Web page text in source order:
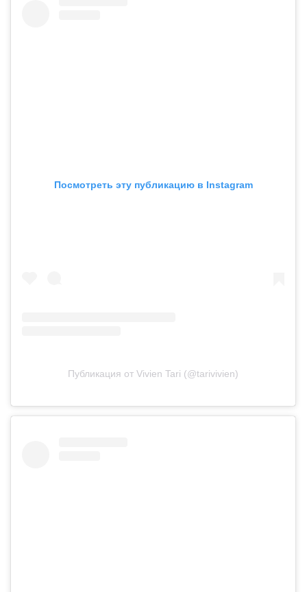
Посмотреть эту публикацию в Instagram
Публикация от Vivien Tari (@tarivivien)